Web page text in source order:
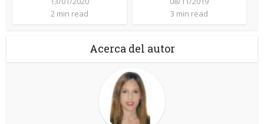
2 min read
3 min read
Acerca del autor